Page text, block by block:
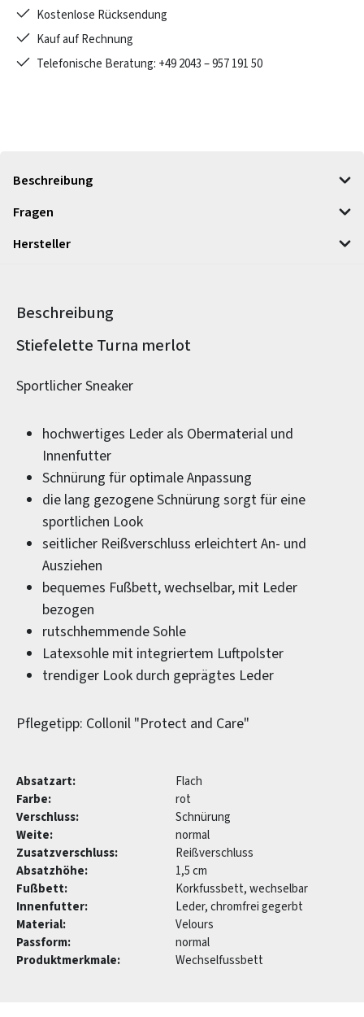
Kostenlose Rücksendung
Kauf auf Rechnung
Telefonische Beratung: +49 2043 – 957 191 50
Beschreibung
Fragen
Hersteller
Beschreibung
Produktinformationen
Stiefelette Turna merlot
Sportlicher Sneaker
hochwertiges Leder als Obermaterial und
Innenfutter
Schnürung für optimale Anpassung
die lang gezogene Schnürung sorgt für eine
sportlichen Look
seitlicher Reißverschluss erleichtert An- und
Ausziehen
bequemes Fußbett, wechselbar, mit Leder
bezogen
rutschhemmende Sohle
Latexsohle mit integriertem Luftpolster
trendiger Look durch geprägtes Leder
Pflegetipp: Collonil "Protect and Care"
Absatzart:
Flach
Farbe:
rot
Verschluss:
Schnürung
Weite:
normal
Zusatzverschluss:
Reißverschluss
Absatzhöhe:
1,5 cm
Fußbett:
Korkfussbett, wechselbar
Innenfutter:
Leder, chromfrei gegerbt
Material:
Velours
Passform:
normal
Produktmerkmale:
Wechselfussbett